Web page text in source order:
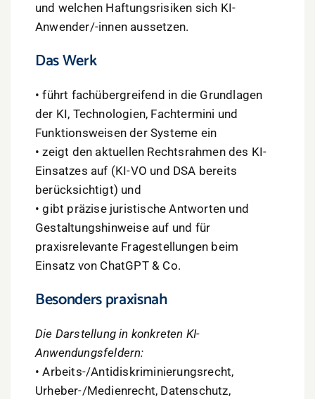
und welchen Haftungsrisiken sich KI-
Anwender/-innen aussetzen.
Das Werk
• führt fachübergreifend in die Grundlagen
der KI, Technologien, Fachtermini und
Funktionsweisen der Systeme ein
• zeigt den aktuellen Rechtsrahmen des KI-
Einsatzes auf (KI-VO und DSA bereits
berücksichtigt) und
• gibt präzise juristische Antworten und
Gestaltungshinweise auf und für
praxisrelevante Fragestellungen beim
Einsatz von ChatGPT & Co.
Besonders praxisnah
Die Darstellung in konkreten KI-
Anwendungsfeldern:
• Arbeits-/Antidiskriminierungsrecht,
Urheber-/Medienrecht, Datenschutz,